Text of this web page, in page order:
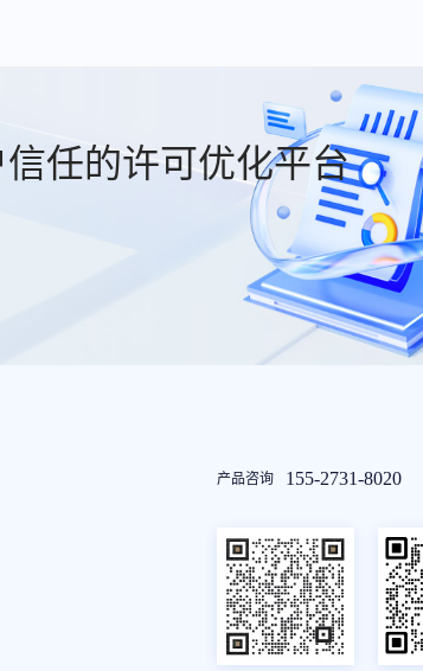
任的许可优化平台
产品咨询 155-2731-8020